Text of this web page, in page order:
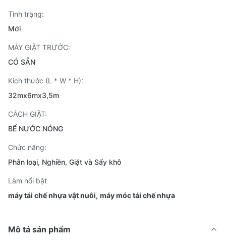
Tình trạng:
Mới
MÁY GIẶT TRƯỚC:
CÓ SẴN
Kích thước (L * W * H):
32mx6mx3,5m
CÁCH GIẶT:
BỂ NƯỚC NÓNG
Chức năng:
Phân loại, Nghiền, Giặt và Sấy khô
Làm nổi bật
máy tái chế nhựa vật nuôi, máy móc tái chế nhựa
Mô tả sản phẩm